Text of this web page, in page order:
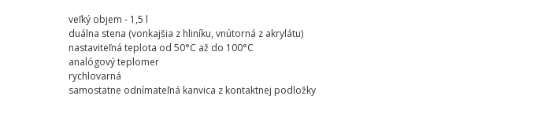
veľký objem - 1,5 l
duálna stena (vonkajšia z hliníku, vnútorná z akrylátu)
nastaviteľná teplota od 50°C až do 100°C
analógový teplomer
rychlovarná
samostatne odnímateľná kanvica z kontaktnej podložky